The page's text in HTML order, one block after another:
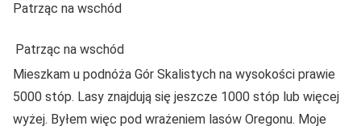
Patrząc na wschód
Patrząc na wschód
Mieszkam u podnóża Gór Skalistych na wysokości prawie
5000 stóp. Lasy znajdują się jeszcze 1000 stóp lub więcej
wyżej. Byłem więc pod wrażeniem lasów Oregonu. Moje